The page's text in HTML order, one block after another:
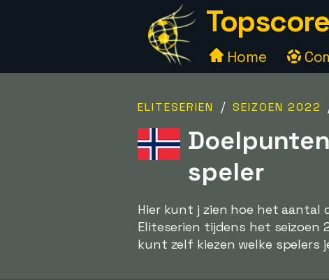
Home
ELITESERIEN / SEIZOEN 2022
speler
Hier kunt j zien hoe het
Eliteserien tijdens het seizoen
kunt zelf kiezen welke spelers